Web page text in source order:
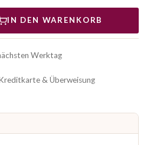
IN DEN WARENKORB
Werktag
& Überweisung